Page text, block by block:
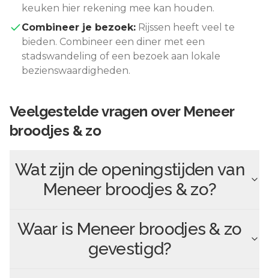
keuken hier rekening mee kan houden.
Combineer je bezoek: Rijssen heeft veel te
bieden. Combineer een diner met een
stadswandeling of een bezoek aan lokale
bezienswaardigheden.
Veelgestelde vragen over Meneer
broodjes & zo
Wat zijn de openingstijden van
Meneer broodjes & zo?
Waar is Meneer broodjes & zo
gevestigd?